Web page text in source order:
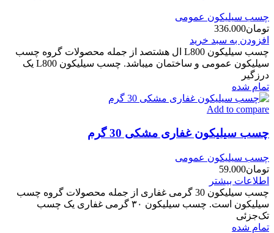
چسب سیلیکون عمومی
تومان336.000
افزودن به سبد خرید
چسب سیلیکون L800 ال هشتصد از جمله محصولات گروه چسب
سیلیکون عمومی و ساختمان میباشد. چسب سیلیکون L800 یک
درزگیر
تمام شده
Add to compare
چسب سیلیکون غفاری مشکی 30 گرم
چسب سیلیکون عمومی
تومان59.000
اطلاعات بیشتر
چسب سیلیکون 30 گرمی غفاری از جمله محصولات گروه چسب
سیلیکون است. چسب سیلیکون ۳۰ گرمی غفاری یک چسب
تک‌جزئی
تمام شده